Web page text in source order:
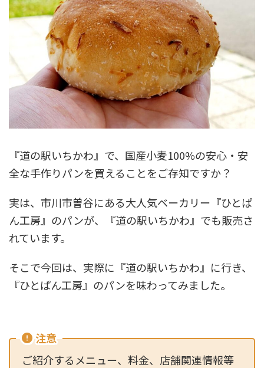
『道の駅いちかわ』で、国産小麦100%の安心・安
全な手作りパンを買えることをご存知ですか？
実は、市川市曽谷にある大人気ベーカリー『ひとぱ
ん工房』のパンが、『道の駅いちかわ』でも販売さ
れています。
そこで今回は、実際に『道の駅いちかわ』に行き、
『ひとぱん工房』のパンを味わってみました。
注意
ご紹介するメニュー、料金、店舗関連情報等